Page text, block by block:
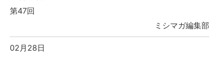
第47回
ミシマガ編集部
02月28日